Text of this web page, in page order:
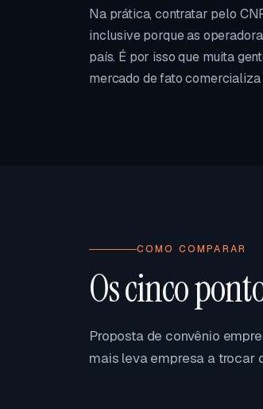
Na prática, contratar pelo
inclusive porque as
país. É por isso que muita
mercado de fato comercializa
COMO COMPARAR
Os cinco
Proposta de convênio
mais leva empresa a trocar